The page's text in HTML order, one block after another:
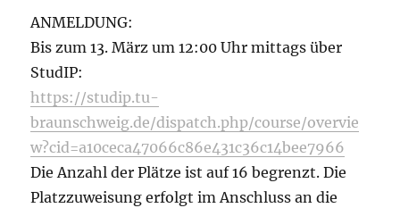
ANMELDUNG:
Bis zum 13. März um 12:00 Uhr mittags über
StudIP:
https://studip.tu-
braunschweig.de/dispatch.php/course/overvie
w?cid=a10ceca47066c86e431c36c14bee7966
Die Anzahl der Plätze ist auf 16 begrenzt. Die
Platzzuweisung erfolgt im Anschluss an die